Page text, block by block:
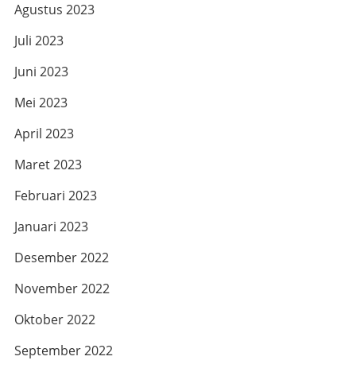
Agustus 2023
Juli 2023
Juni 2023
Mei 2023
April 2023
Maret 2023
Februari 2023
Januari 2023
Desember 2022
November 2022
Oktober 2022
September 2022